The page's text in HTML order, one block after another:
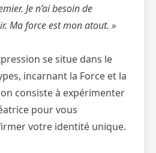
Je n’ai besoin de
Ma force est mon atout. »
se situe dans le
incarnant la Force et la
consiste à expérimenter
pour vous
votre identité unique.